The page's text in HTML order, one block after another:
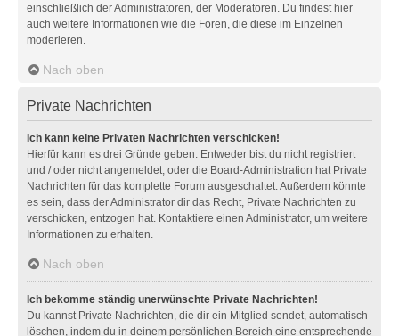
einschließlich der Administratoren, der Moderatoren. Du findest hier
auch weitere Informationen wie die Foren, die diese im Einzelnen
moderieren.
Nach oben
Private Nachrichten
Ich kann keine Privaten Nachrichten verschicken!
Hierfür kann es drei Gründe geben: Entweder bist du nicht registriert
und / oder nicht angemeldet, oder die Board-Administration hat Private
Nachrichten für das komplette Forum ausgeschaltet. Außerdem könnte
es sein, dass der Administrator dir das Recht, Private Nachrichten zu
verschicken, entzogen hat. Kontaktiere einen Administrator, um weitere
Informationen zu erhalten.
Nach oben
Ich bekomme ständig unerwünschte Private Nachrichten!
Du kannst Private Nachrichten, die dir ein Mitglied sendet, automatisch
löschen, indem du in deinem persönlichen Bereich eine entsprechende